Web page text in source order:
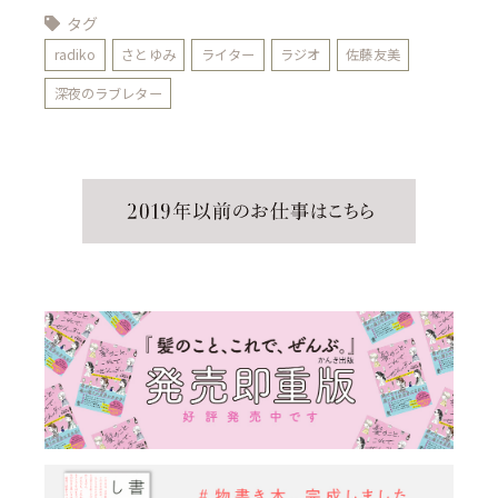
タグ
radiko さとゆみ ライター ラジオ
佐藤友美
深夜のラブレター